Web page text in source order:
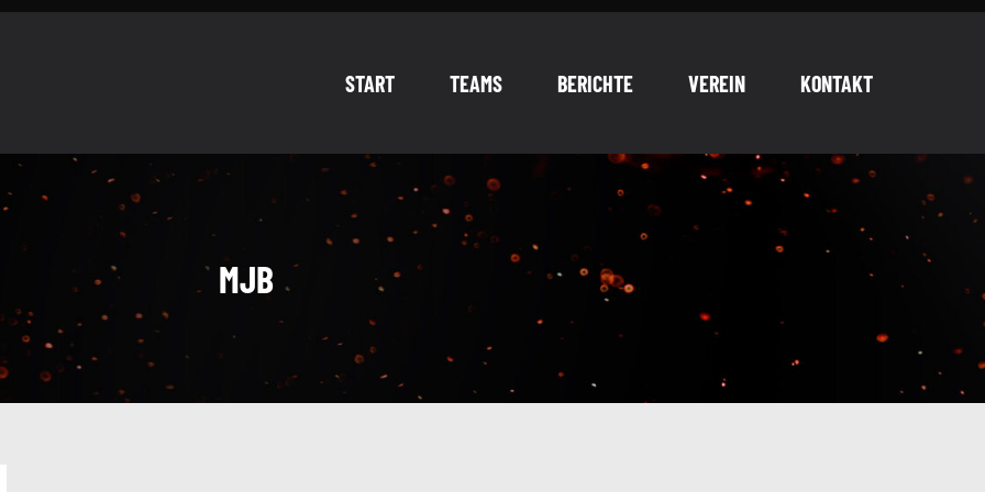
START TEAMS BERICHTE VEREIN KONTAKT
MJB